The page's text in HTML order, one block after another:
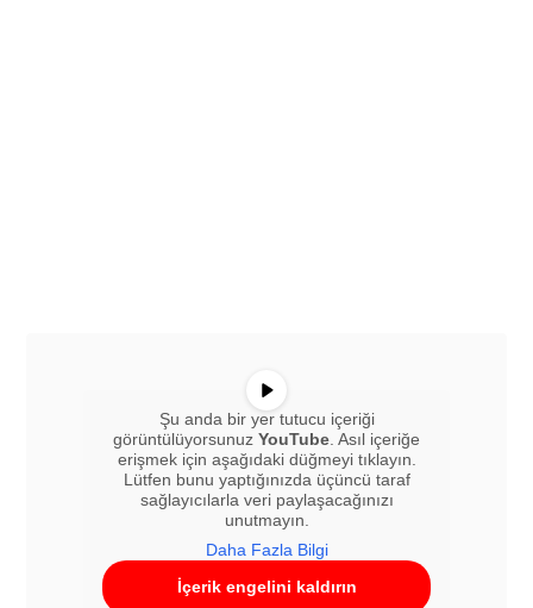
Şu anda bir yer tutucu içeriği
görüntülüyorsunuz YouTube. Asıl içeriğe
erişmek için aşağıdaki düğmeyi tıklayın.
Lütfen bunu yaptığınızda üçüncü taraf
sağlayıcılarla veri paylaşacağınızı
unutmayın.
Daha Fazla Bilgi
İçerik engelini kaldırın